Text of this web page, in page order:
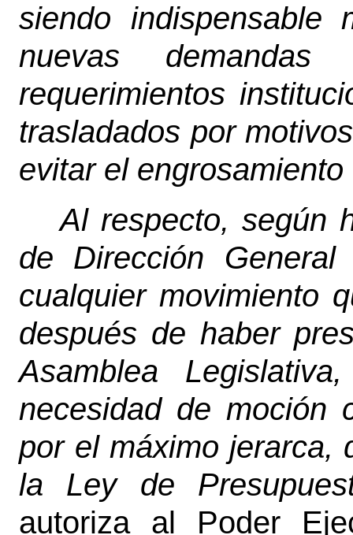
siendo indispensable
nuevas
requerimientos
trasladados por
evitar el
Al respecto, según
de Dirección General
cualquier movimiento
después de haber
Asamblea
necesidad de moción
por el máximo jerarca,
la Ley de
autoriza al Poder